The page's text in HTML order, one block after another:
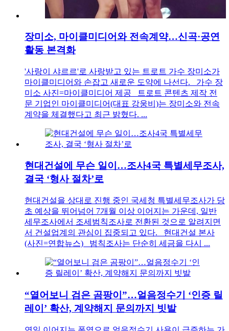
장미소, 마이클미디어와 전속계약…신곡·공연
활동 본격화
'사랑이 샤르르'로 사랑받고 있는 트로트 가수 장미소가
마이클미디어와 손잡고 새로운 도약에 나선다. 가수 장
미소 사진=마이클미디어 제공 트로트 콘텐츠 제작 전
문 기업인 마이클미디어(대표 강웅비)는 장미소와 전속
계약을 체결했다고 최근 밝혔다. ...
현대건설에 무슨 일이…조사4국 특별세무조사,
결국 ‘형사 절차’로
현대건설을 상대로 진행 중인 국세청 특별세무조사가 당
초 예상을 뛰어넘어 7개월 이상 이어지는 가운데, 일반
세무조사에서 조세범칙조사로 전환된 것으로 알려지면
서 건설업계의 관심이 집중되고 있다. 현대건설 본사
(사진=연합뉴스) 범칙조사는 단순히 세금을 다시 ...
“열어보니 검은 곰팡이”…얼음정수기 ‘인증 릴
레이’ 확산, 계약해지 문의까지 빗발